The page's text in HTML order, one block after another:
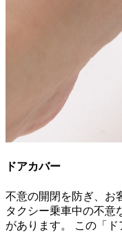
ドアカバー
不意の開閉を防ぎ、お
タクシー乗車中の不意
があります。 この「